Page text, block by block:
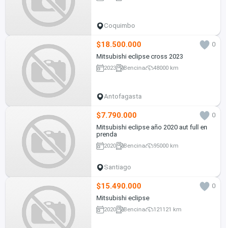
Coquimbo
$18.500.000
0
Mitsubishi eclipse cross 2023
2023 Bencina 48000 km
Antofagasta
$7.790.000
0
Mitsubishi eclipse año 2020 aut full en
prenda
2020 Bencina 95000 km
Santiago
$15.490.000
0
Mitsubishi eclipse
2020 Bencina 121121 km